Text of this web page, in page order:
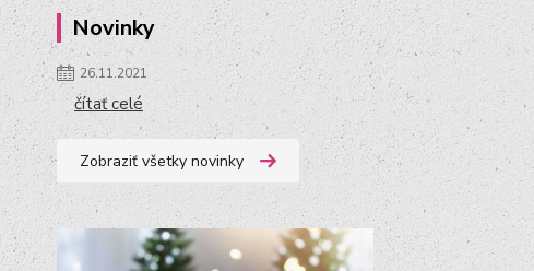
Novinky
26.11.2021
čítať celé
Zobraziť všetky novinky